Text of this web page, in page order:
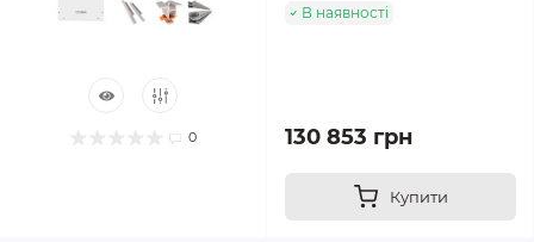
0
В наявності
130 853 грн
Купити